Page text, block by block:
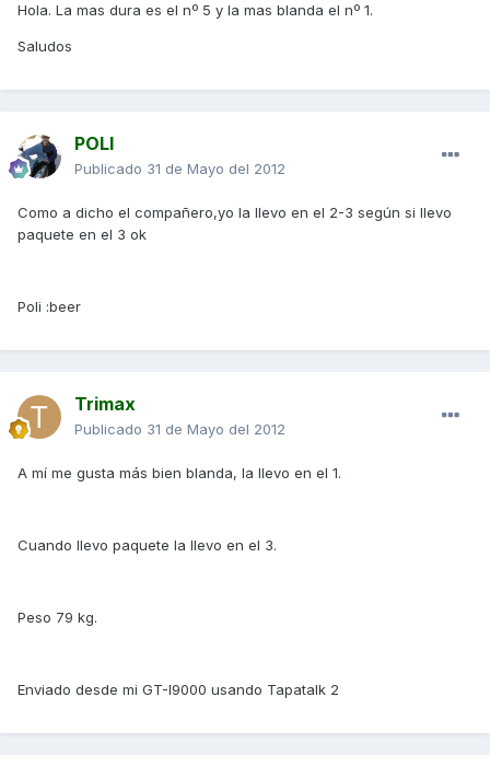
Hola. La mas dura es el nº 5 y la mas blanda el nº 1.
Saludos
POLI
Publicado 31 de Mayo del 2012
Como a dicho el compañero,yo la llevo en el 2-3 según si llevo
paquete en el 3 ok
Poli :beer
Trimax
Publicado 31 de Mayo del 2012
A mí me gusta más bien blanda, la llevo en el 1.
Cuando llevo paquete la llevo en el 3.
Peso 79 kg.
Enviado desde mi GT-I9000 usando Tapatalk 2